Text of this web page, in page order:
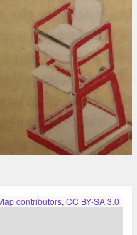
contributors, CC BY-SA 3.0